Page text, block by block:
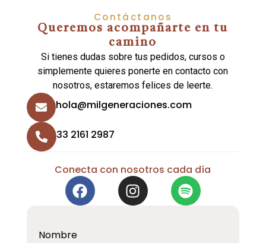
Contáctanos
Queremos acompañarte en tu
camino
Si tienes dudas sobre tus pedidos, cursos o
simplemente quieres ponerte en contacto con
nosotros, estaremos felices de leerte.
hola@milgeneraciones.com
33 2161 2987
Conecta con nosotros cada día
Nombre